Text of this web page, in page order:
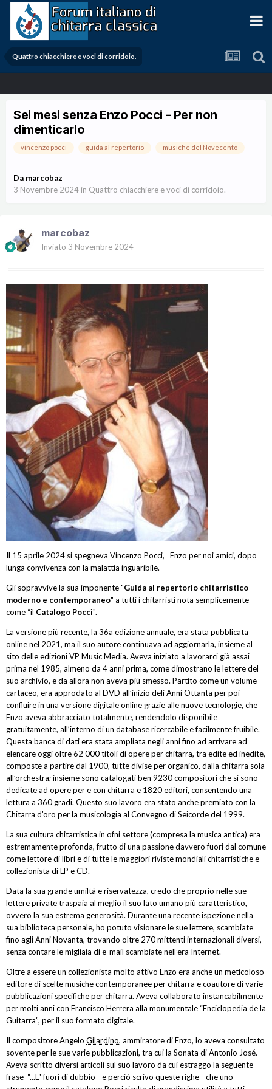
Quattro chiacchiere e voci di corridoio.
Sei mesi senza Enzo Pocci - Per non
dimenticarlo
vincenzo pocci guida al repertorio musiche del Novecento
Da marcobaz
3 Novembre 2024 in Quattro chiacchiere e voci di corridoio.
marcobaz
Inviato 3 Novembre 2024
Il 15 aprile 2024 si spegneva Vincenzo Pocci, Enzo per noi amici, dopo
lunga convivenza con la malattia inguaribile.
Gli sopravvive la sua imponente "Guida al repertorio chitarristico
moderno e contemporaneo" a tutti i chitarristi nota semplicemente
come “il Catalogo Pocci".
La versione più recente, la 36a edizione annuale, era stata pubblicata
online nel 2021, ma il suo autore continuava ad aggiornarla, insieme al
sito delle edizioni VP Music Media. Aveva iniziato a lavorarci già assai
prima nel 1985, almeno da 4 anni prima, come dimostrano le lettere del
suo archivio, e da allora non aveva più smesso. Partito come un volume
cartaceo, era approdato al DVD all’inizio deli Anni Ottanta per poi
confluire in una versione digitale online grazie alle nuove tecnologie, che
Enzo aveva abbracciato totalmente, rendendolo disponibile
gratuitamente, all’interno di un database ricercabile e facilmente fruibile.
Questa banca di dati era stata ampliata negli anni fino ad arrivare ad
elencare oggi oltre 62 000 titoli di opere per chitarra, tra edite ed inedite,
composte a partire dal 1900, tutte divise per organico, dalla chitarra sola
all’orchestra; insieme sono catalogati ben 9230 compositori che si sono
dedicate ad opere per e con chitarra e 1820 editori, consentendo una
lettura a 360 gradi. Questo suo lavoro era stato anche premiato con la
Chitarra d'oro per la musicologia al Convegno di Seicorde del 1999.
La sua cultura chitarristica in ofni settore (compresa la musica antica) era
estremamente profonda, frutto di una passione davvero fuori dal comune
come lettore di libri e di tutte le maggiori riviste mondiali chitarristiche e
collezionista di LP e CD.
Data la sua grande umiltà e riservatezza, credo che proprio nelle sue
lettere private traspaia al meglio il suo lato umano più caratteristico,
ovvero la sua estrema generosità. Durante una recente ispezione nella
sua biblioteca personale, ho potuto visionare le sue lettere, scambiate
fino agli Anni Novanta, trovando oltre 270 mittenti internazionali diversi,
senza contare le migliaia di e-mail scambiate nell’era Internet.
Oltre a essere un collezionista molto attivo Enzo era anche un meticoloso
editore di scelte musiche contemporanee per chitarra e coautore di varie
pubblicazioni specifiche per chitarra. Aveva collaborato instancabilmente
per molti anni con Francisco Herrera alla monumentale “Enciclopedia de la
Guitarra”, per il suo formato digitale.
Il compositore Angelo Gilardino, ammiratore di Enzo, lo aveva consultato
sovente per le sue varie pubblicazioni, tra cui la Sonata di Antonio José.
Aveva scritto diversi articoli sul suo lavoro da cui estraggo la seguente
frase “...E' fuori di dubbio - e perciò scrivo queste righe - che uno